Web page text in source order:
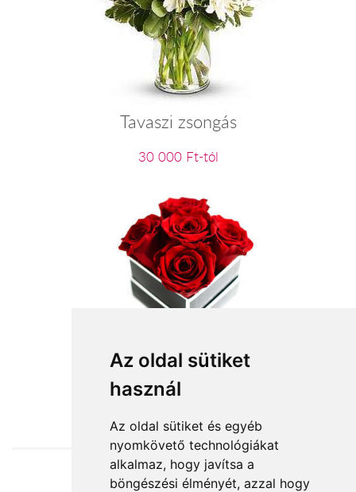
Az oldal sütiket
használ
Az oldal sütiket és egyéb
nyomkövető technológiákat
alkalmaz, hogy javítsa a
böngészési élményét, azzal hogy
Tavaszi zsongás
30 000 Ft-tól
Könnyedén!
19 600 Ft-tól